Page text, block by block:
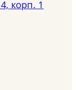
корп. 1